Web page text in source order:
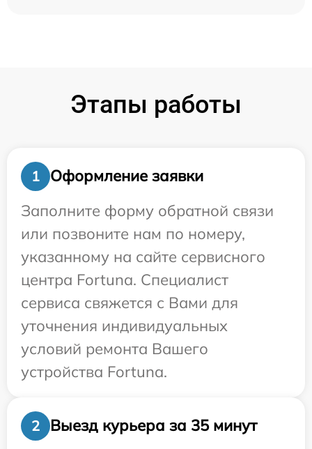
Этапы работы
1
Оформление заявки
Заполните форму обратной связи
или позвоните нам по номеру,
указанному на сайте сервисного
центра Fortuna. Специалист
сервиса свяжется с Вами для
уточнения индивидуальных
условий ремонта Вашего
устройства Fortuna.
2
Выезд курьера за 35 минут